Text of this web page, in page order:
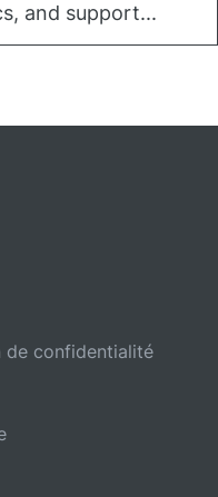
and support...
de confidentialité